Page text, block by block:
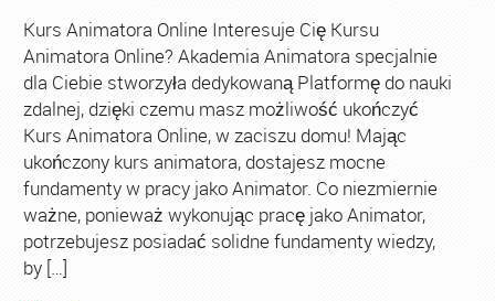
Kurs Animatora Online Interesuje Cię Kursu
Animatora Online? Akademia Animatora specjalnie
dla Ciebie stworzyła dedykowaną Platformę do nauki
zdalnej, dzięki czemu masz możliwość ukończyć
Kurs Animatora Online, w zaciszu domu! Mając
ukończony kurs animatora, dostajesz mocne
fundamenty w pracy jako Animator. Co niezmiernie
ważne, ponieważ wykonując pracę jako Animator,
potrzebujesz posiadać solidne fundamenty wiedzy,
by […]